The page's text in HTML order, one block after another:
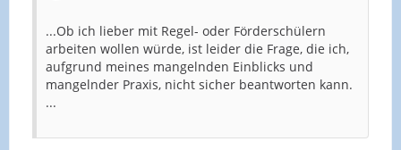
...Ob ich lieber mit Regel- oder Förderschülern
arbeiten wollen würde, ist leider die Frage, die ich,
aufgrund meines mangelnden Einblicks und
mangelnder Praxis, nicht sicher beantworten kann.
...